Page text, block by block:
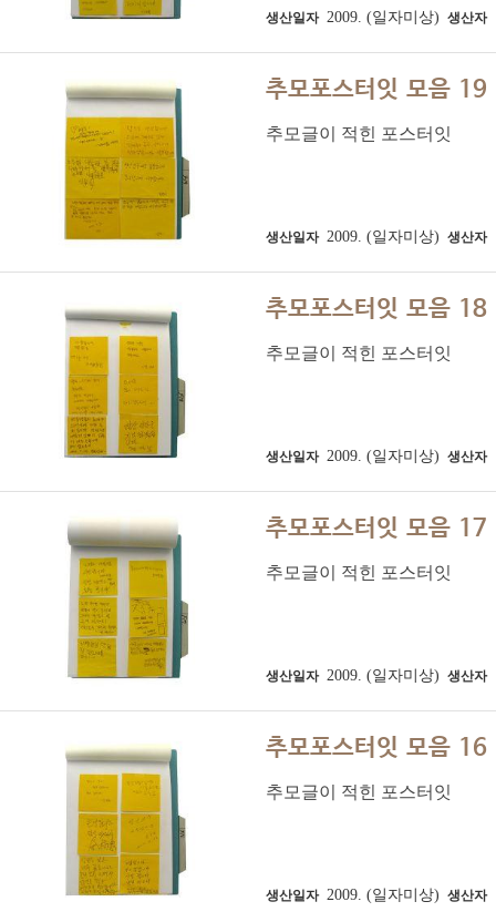
생산일자 2009. (일자미상) 생산자
추모포스터잇 모음 19
추모글이 적힌 포스터잇
생산일자 2009. (일자미상) 생산자
추모포스터잇 모음 18
추모글이 적힌 포스터잇
생산일자 2009. (일자미상) 생산자
추모포스터잇 모음 17
추모글이 적힌 포스터잇
생산일자 2009. (일자미상) 생산자
추모포스터잇 모음 16
추모글이 적힌 포스터잇
생산일자 2009. (일자미상) 생산자